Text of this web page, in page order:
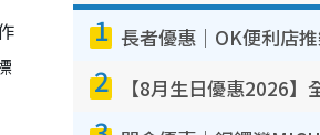
1
2